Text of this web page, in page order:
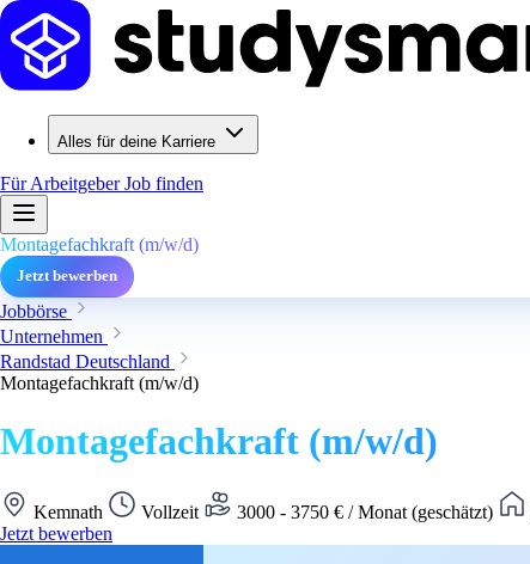
Alles für deine Karriere
Für ArbeitgeberJob finden
Montagefachkraft (m/w/d)
Jetzt bewerben
Jobbörse
Unternehmen
Randstad Deutschland
Montagefachkraft (m/w/d)
Montagefachkraft (m/w/d)
Kemnath Vollzeit 3000 - 3750 € / Monat (geschätzt)
Jetzt bewerben